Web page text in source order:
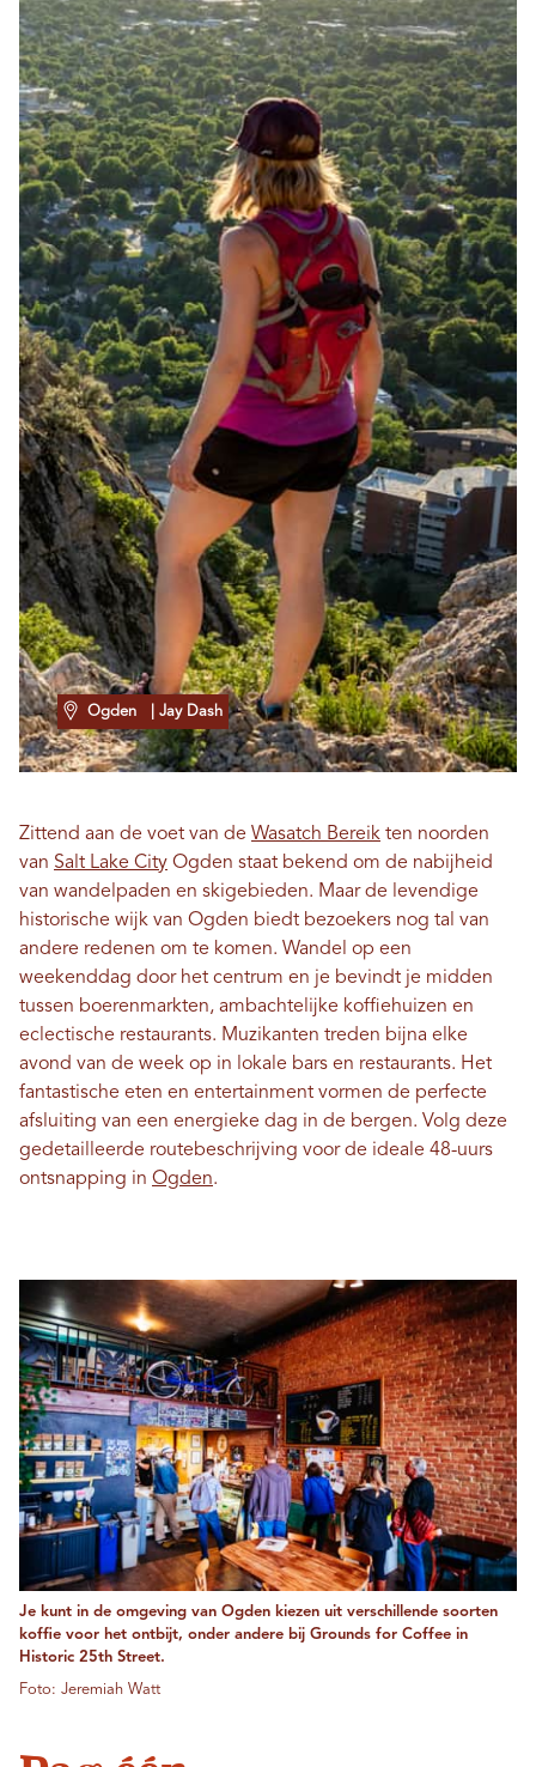
Ogden | Jay Dash
Zittend aan de voet van de Wasatch Bereik ten noorden
van Salt Lake City Ogden staat bekend om de nabijheid
van wandelpaden en skigebieden. Maar de levendige
historische wijk van Ogden biedt bezoekers nog tal van
andere redenen om te komen. Wandel op een
weekenddag door het centrum en je bevindt je midden
tussen boerenmarkten, ambachtelijke koffiehuizen en
eclectische restaurants. Muzikanten treden bijna elke
avond van de week op in lokale bars en restaurants. Het
fantastische eten en entertainment vormen de perfecte
afsluiting van een energieke dag in de bergen. Volg deze
gedetailleerde routebeschrijving voor de ideale 48-uurs
ontsnapping in Ogden.
Je kunt in de omgeving van Ogden kiezen uit verschillende soorten
koffie voor het ontbijt, onder andere bij Grounds for Coffee in
Historic 25th Street.
Foto: Jeremiah Watt